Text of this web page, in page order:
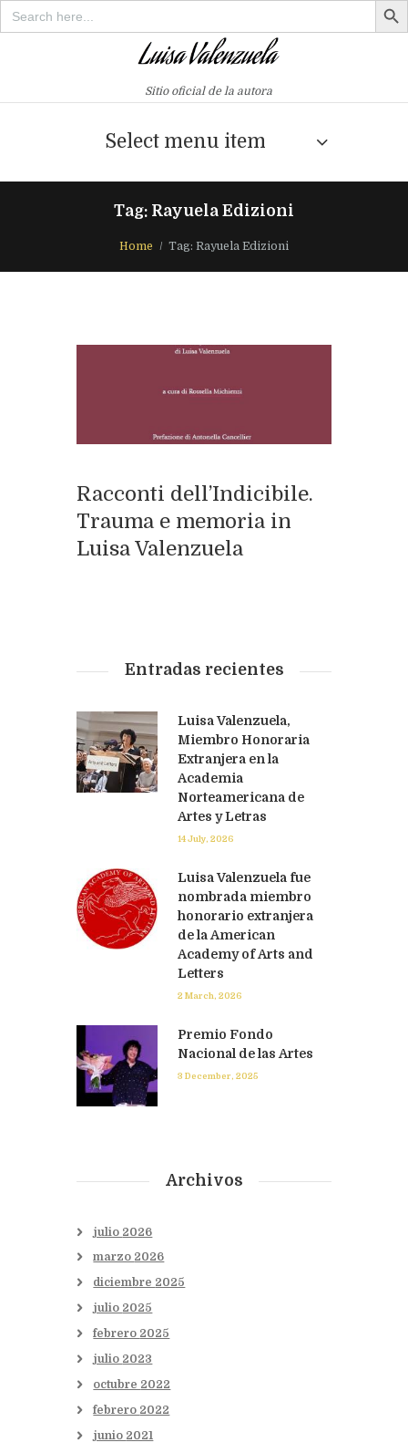
Search
for:
Sitio oficial de la autora
Select menu item
Tag: Rayuela Edizioni
Home Tag: Rayuela Edizioni
Racconti dell’Indicibile.
Trauma e memoria in
Luisa Valenzuela
Entradas recientes
Luisa Valenzuela,
Miembro Honoraria
Extranjera en la
Academia
Norteamericana de
Artes y Letras
14 July, 2026
Luisa Valenzuela fue
nombrada miembro
honorario extranjera
de la American
Academy of Arts and
Letters
2 March, 2026
Premio Fondo
Nacional de las Artes
3 December, 2025
Archivos
julio 2026
marzo 2026
diciembre 2025
julio 2025
febrero 2025
julio 2023
octubre 2022
febrero 2022
junio 2021